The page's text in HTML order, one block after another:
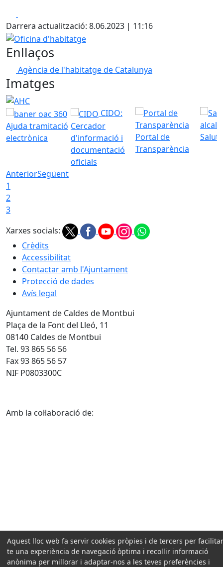
Darrera actualització: 8.06.2023 | 11:16
Oficina d'habitatge
Enllaços
Agència de l'habitatge de Catalunya
Imatges
AHC
Ajuda tramitació
electrònica
CIDO:
Cercador
d'informació i
documentació
oficials
Portal de
Transparència
AnteriorSegüent
1
2
3
Xarxes socials:
Crèdits
Accessibilitat
Contactar amb l'Ajuntament
Protecció de dades
Avís legal
Ajuntament de Caldes de Montbui
Plaça de la Font del Lleó, 11
08140 Caldes de Montbui
Tel. 93 865 56 56
Fax 93 865 56 57
NIF P0803300C
Amb la col·laboració de:
Aquest lloc web fa servir cookies pròpies i de tercers per
te una experiència de navegació òptima i recollir informació
anònima per millorar i adaptar-nos a les teves preferències i